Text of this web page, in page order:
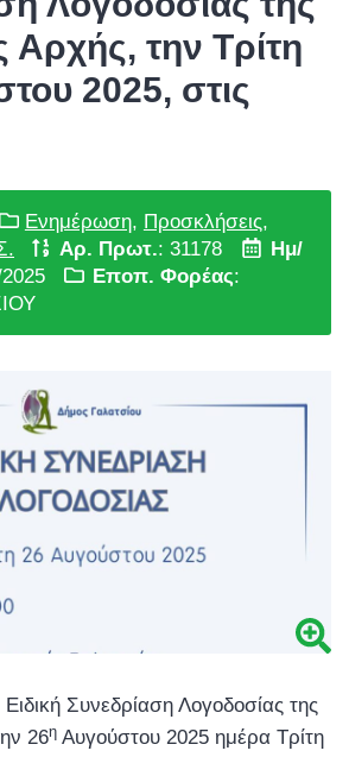
Αρχής, την Τρίτη
2025, στις
Ενημέρωση, Προσκλήσεις,
Αρ. Πρωτ.: 31178
Ημ/
Εποπ. Φορέας:
Συνεδρίαση Λογοδοσίας της
26η Αυγούστου 2025 ημέρα Τρίτη